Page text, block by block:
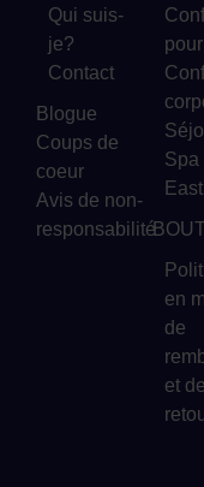
Qui suis-
je?
Contact
Blogue
Coups de
coeur
Avis de non-
responsabilité
Spa
en
de
et de